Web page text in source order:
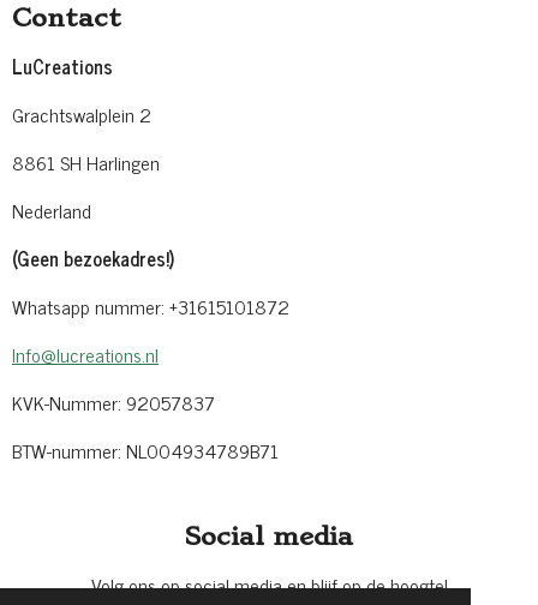
Contact
LuCreations
Grachtswalplein 2
8861 SH Harlingen
Nederland
(Geen bezoekadres!)
Whatsapp nummer: +31615101872
Info@lucreations.nl
KVK-Nummer: 92057837
BTW-nummer: NL004934789B71
Social media
Volg ons op social media en blijf op de hoogte!